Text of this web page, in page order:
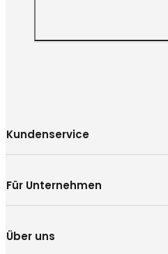
Kundenservice
Für Unternehmen
Über uns